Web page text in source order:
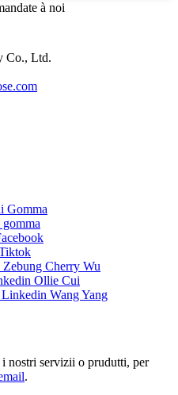
à noi
Co., Ltd.
i nostri servizii o prudutti, per
.